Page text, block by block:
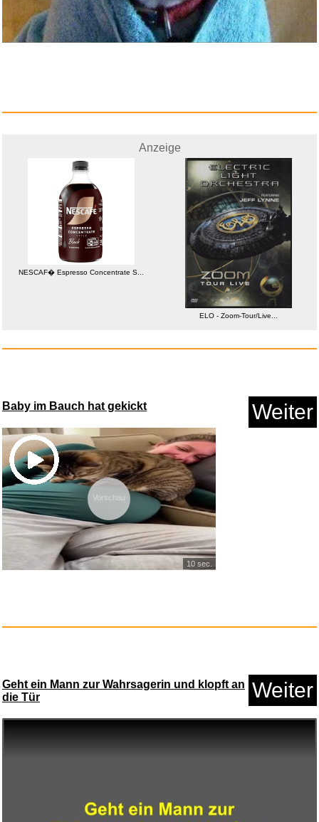
Kiss Cappello (Unisex-U) Logo ...
Sodapop Sirup Wild Berry, Bar ...
Anzeige
Some Other Stuff (Tone Poet
Vi...
Anzeige
Anzeige
NESCAF� Espresso Concentrate S...
ELO - Zoom-Tour/Live...
Baby im Bauch hat gekickt Weiter
Vorschau
10 sec.
Geht ein Mann zur Wahrsagerin und klopft an
die Tür
Weiter